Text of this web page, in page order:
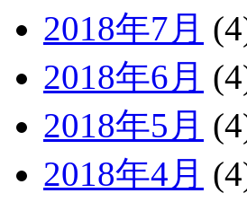
2018年7月
2018年6月
2018年5月
2018年4月